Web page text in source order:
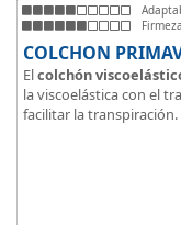
Firmeza
COLCHON
Elcolchón
la viscoelástica con el
facilitar la transpiración.
Según medida del